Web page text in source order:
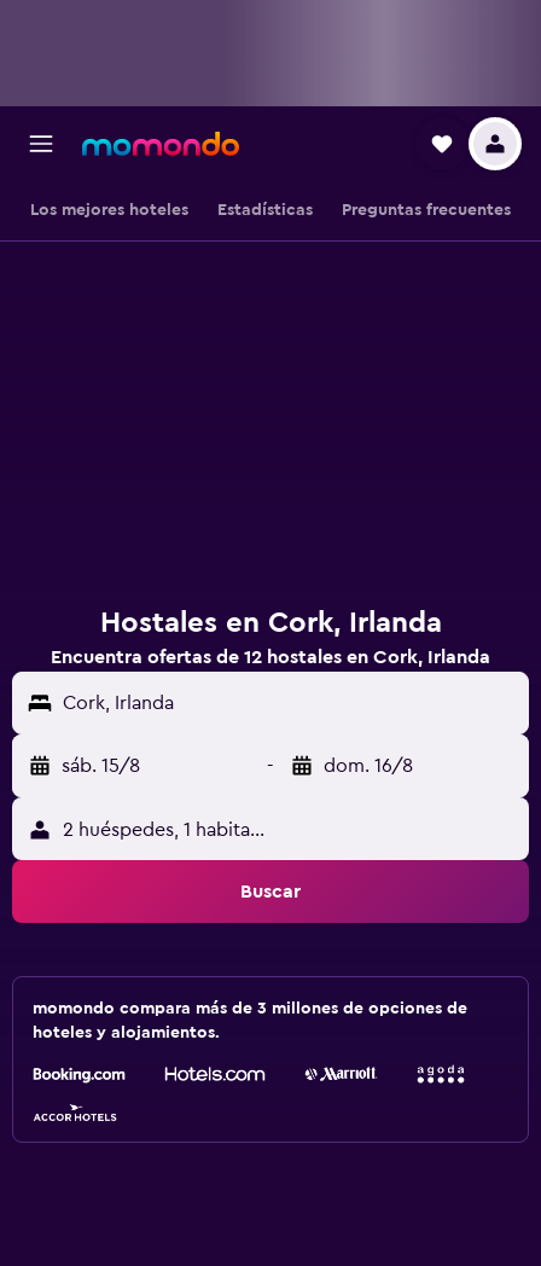
Los mejores hoteles Estadísticas Preguntas frecuentes
Hostales en Cork, Irlanda
Encuentra ofertas de 12 hostales en Cork, Irlanda
Cork, Irlanda
sáb. 15/8 - dom. 16/8
2 huéspedes, 1 habitación
Buscar
momondo compara más de 3 millones de opciones de
hoteles y alojamientos.